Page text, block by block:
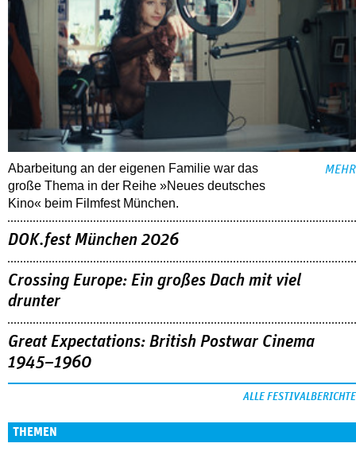
Abarbeitung an der eigenen Familie war das
große Thema in der Reihe »Neues deutsches
Kino« beim Filmfest München.
MEHR
DOK.fest München 2026
Crossing Europe: Ein großes Dach mit viel
drunter
Great Expectations: British Postwar Cinema
1945–1960
ALLE FESTIVALBERICHTE
THEMEN